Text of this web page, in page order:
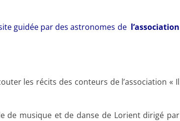
guidée par des astronomes de l’association
les récits des conteurs de l’association « Il
de musique et de danse de Lorient dirigé par